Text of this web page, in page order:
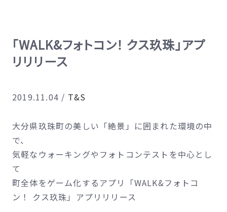
「WALK&フォトコン！ クス玖珠」アプ
リリリース
2019.11.04 / T&S
大分県玖珠町の美しい「絶景」に囲まれた環境の中
で、
気軽なウォーキングやフォトコンテストを中心とし
て
町全体をゲーム化するアプリ「WALK&フォトコ
ン！ クス玖珠」アプリリリース